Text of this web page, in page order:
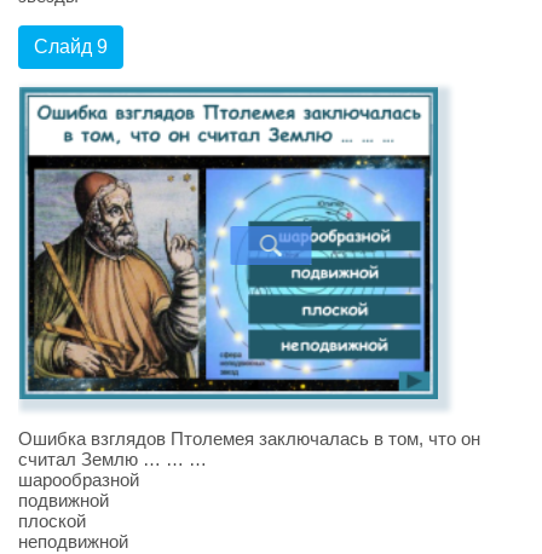
Слайд 9
Ошибка взглядов Птолемея заключалась в том, что он
считал Землю … … …
шарообразной
подвижной
плоской
неподвижной